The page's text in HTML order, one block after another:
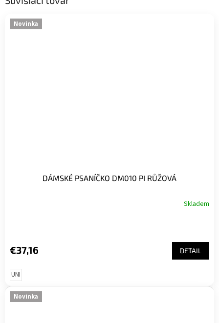
Novinka
DÁMSKÉ PSANÍČKO DM010 PI RŮŽOVÁ
Skladem
€37,16 DETAIL
UNI
Novinka